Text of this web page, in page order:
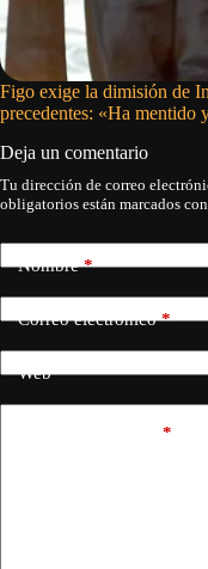
Figo exige la dimisión de
precedentes: «Ha mentido
Deja un comentario
Tu dirección de correo
obligatorios están marcados con
Nombre*
Correo electrónico*
Web
*